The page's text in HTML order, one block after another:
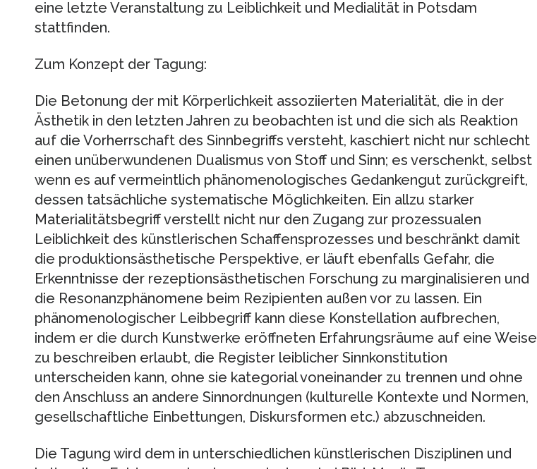
eine letzte Veranstaltung zu Leiblichkeit und Medialität in Potsdam
stattfinden.
Zum Konzept der Tagung:
Die Betonung der mit Körperlichkeit assoziierten Materialität, die in der
Ästhetik in den letzten Jahren zu beobachten ist und die sich als Reaktion
auf die Vorherrschaft des Sinnbegriffs versteht, kaschiert nicht nur schlecht
einen unüberwundenen Dualismus von Stoff und Sinn; es verschenkt, selbst
wenn es auf vermeintlich phänomenologisches Gedankengut zurückgreift,
dessen tatsächliche systematische Möglichkeiten. Ein allzu starker
Materialitätsbegriff verstellt nicht nur den Zugang zur prozessualen
Leiblichkeit des künstlerischen Schaffensprozesses und beschränkt damit
die produktionsästhetische Perspektive, er läuft ebenfalls Gefahr, die
Erkenntnisse der rezeptionsästhetischen Forschung zu marginalisieren und
die Resonanzphänomene beim Rezipienten außen vor zu lassen. Ein
phänomenologischer Leibbegriff kann diese Konstellation aufbrechen,
indem er die durch Kunstwerke eröffneten Erfahrungsräume auf eine Weise
zu beschreiben erlaubt, die Register leiblicher Sinnkonstitution
unterscheiden kann, ohne sie kategorial voneinander zu trennen und ohne
den Anschluss an andere Sinnordnungen (kulturelle Kontexte und Normen,
gesellschaftliche Einbettungen, Diskursformen etc.) abzuschneiden.
Die Tagung wird dem in unterschiedlichen künstlerischen Disziplinen und